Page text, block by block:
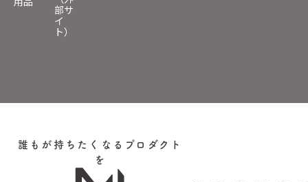
部サ
イ
ト）
誰もが持ちたくなるプロダクト
を